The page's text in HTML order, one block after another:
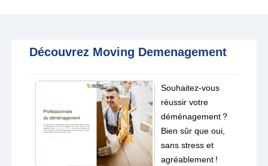
Découvrez Moving Demenagement
Souhaitez-vous
réussir votre
déménagement ?
Bien sûr que oui,
sans stress et
agréablement !